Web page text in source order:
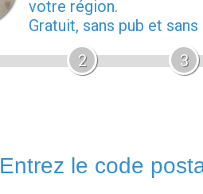
votre région.
Gratuit, sans pub et
2 3
Entrez le code